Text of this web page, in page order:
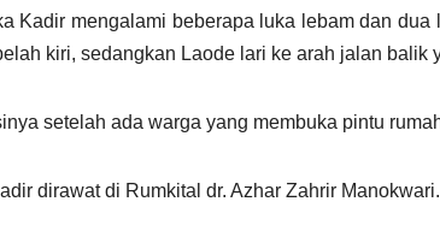
Kadir mengalami beberapa luka lebam dan
kiri, sedangkan Laode lari ke arah jalan balik
setelah ada warga yang membuka pintu
dirawat di Rumkital dr. Azhar Zahrir Manokwari.